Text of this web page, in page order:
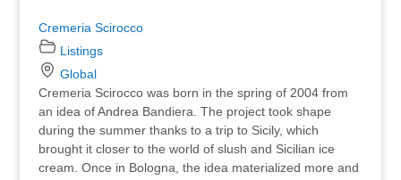
Cremeria Scirocco
Listings
Global
Cremeria Scirocco was born in the spring of 2004 from
an idea of Andrea Bandiera. The project took shape
during the summer thanks to a trip to Sicily, which
brought it closer to the world of slush and Sicilian ice
cream. Once in Bologna, the idea materialized more and